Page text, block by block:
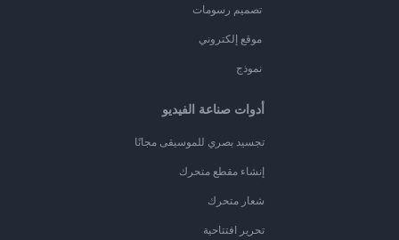
تصميم رسومات
موقع إلكتروني
نموذج
أدوات صناعة الفيديو
تجسيد بصري للموسيقى مجانًا
إنشاء مقطع متحرك
شعار متحرك
تحرير افتتاحية